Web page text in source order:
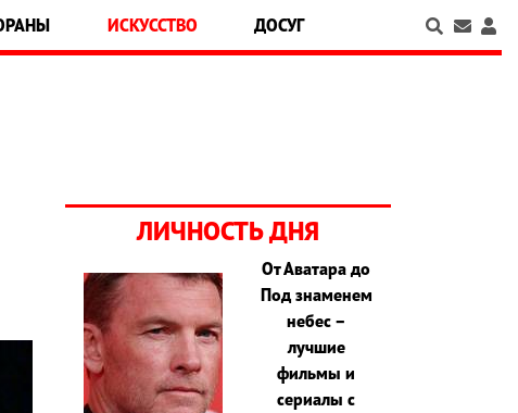
ИСКУССТВО ДОСУГ
ЛИЧНОСТЬ ДНЯ
От Аватара до
Под знаменем
небес –
лучшие
фильмы и
сериалы с